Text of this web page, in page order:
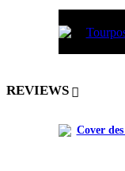
REVIEWS